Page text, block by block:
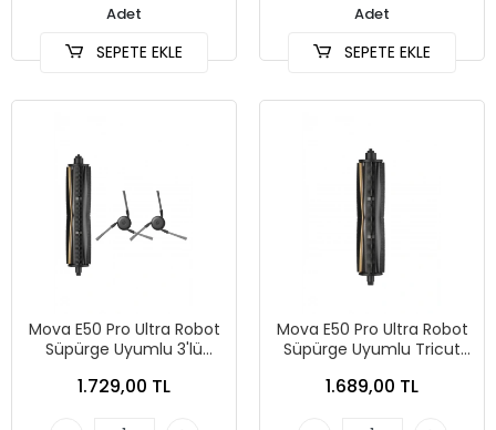
Adet
SEPETE EKLE
Adet
SEPETE EKLE
Mova E50 Pro Ultra Robot
Süpürge Uyumlu 3'lü
1.729,00 TL
Mova E50 Pro Ultra Robot
Süpürge Uyumlu Tricut
1.689,00 TL